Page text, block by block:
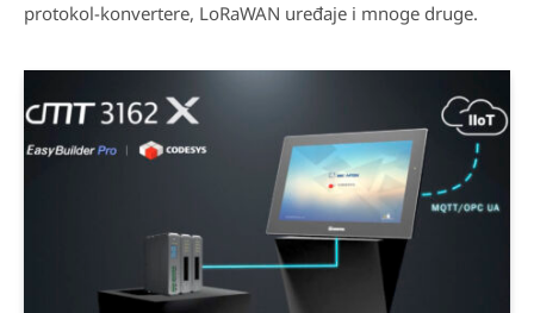
protokol-konvertere, LoRaWAN uređaje i mnoge druge.